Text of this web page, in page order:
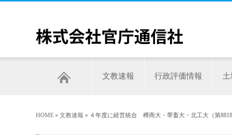
文教速報 行政評価情報
HOME » 文教速報 » ４年度に経営統合 樽商大・帯畜大・北工大（第8818